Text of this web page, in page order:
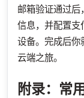
邮箱验证通过后
信息，并配置支
设备。完成后你
云端之旅。
附录：常